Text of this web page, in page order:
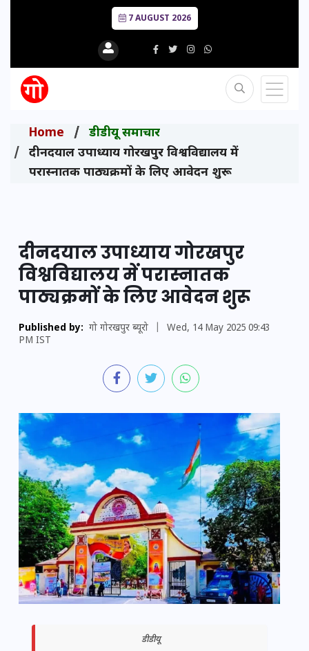
7 AUGUST 2026
Home
डीडीयू समाचार
दीनदयाल उपाध्याय गोरखपुर विश्वविद्यालय में
परास्नातक पाठ्यक्रमों के लिए आवेदन शुरू
दीनदयाल उपाध्याय गोरखपुर
विश्वविद्यालय में परास्नातक
पाठ्यक्रमों के लिए आवेदन शुरू
Published by: गो गोरखपुर ब्यूरो
Wed, 14 May 2025 09:43
PM IST
डीडीयू